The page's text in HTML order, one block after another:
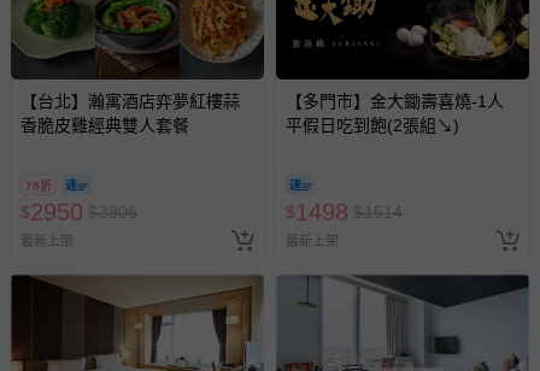
【台北】瀚寓酒店弈夢紅樓蒜
香脆皮雞經典雙人套餐
78折
$2950 $3806
最新上架
【多門市】金大鋤壽喜燒-1人
平假日吃到飽(2張組↘)
$1498 $1514
最新上架